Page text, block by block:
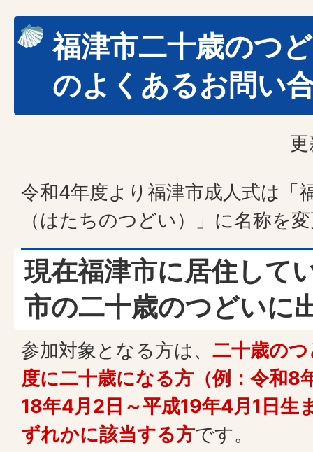
福津市二十歳のつ
のよくあるお問い
令和4年度より福津市成人式は「
（はたちのつどい）」に名称を
現在福津市に居住して
市の二十歳のつどいに
参加対象となる方は、 二十歳の
度に二十歳になる方（例：令和8
18年4月2日～平成19年4月1日生
ずれかに該当する方です。